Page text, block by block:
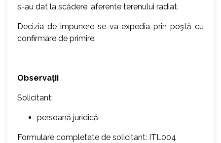
s-au dat la scădere, aferente terenului radiat.
Decizia de impunere se va expedia prin poştă cu
confirmare de primire.
Observații
Solicitant:
persoană juridică
Formulare completate de solicitant: ITL004